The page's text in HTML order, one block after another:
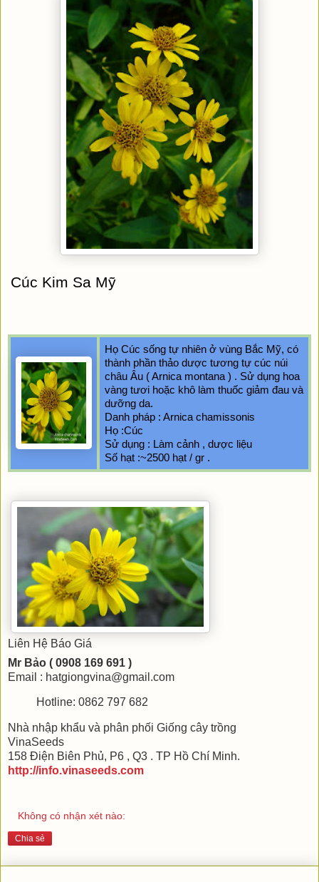
Cúc Kim Sa Mỹ
Họ Cúc sống tự nhiên ở vùng Bắc Mỹ, có
thành phần thảo dược tương tự cúc núi
châu Âu ( Arnica montana ) . Sử dụng hoa
vàng tươi hoặc khô làm thuốc giảm đau và
dưỡng da.
Danh pháp : Arnica chamissonis
Họ :Cúc
Sử dụng : Làm cảnh , dược liệu
Số hạt :~2500 hạt / gr .
Liên Hệ Báo Giá
Mr Bảo ( 0908 169 691 )
Email : hatgiongvina@gmail.com
Hotline: 0862 797 682
Nhà nhập khẩu và phân phối Giống cây trồng
VinaSeeds
158 Điện Biên Phủ, P6 , Q3 . TP Hồ Chí Minh.
http://info.vinaseeds.com
Không có nhận xét nào:
Chia sẻ